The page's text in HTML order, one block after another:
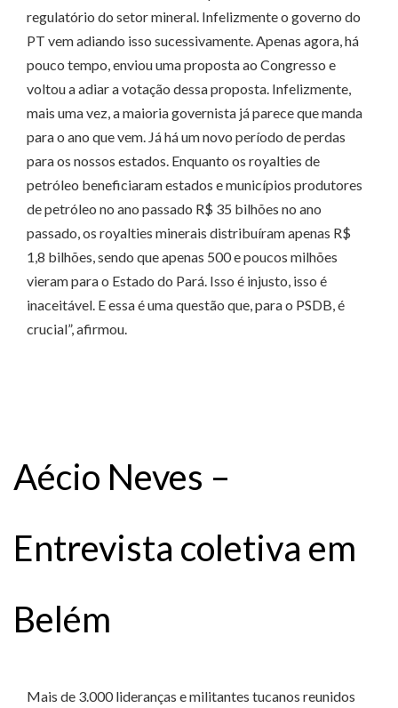
regulatório do setor mineral. Infelizmente o governo do
PT vem adiando isso sucessivamente. Apenas agora, há
pouco tempo, enviou uma proposta ao Congresso e
voltou a adiar a votação dessa proposta. Infelizmente,
mais uma vez, a maioria governista já parece que manda
para o ano que vem. Já há um novo período de perdas
para os nossos estados. Enquanto os royalties de
petróleo beneficiaram estados e municípios produtores
de petróleo no ano passado R$ 35 bilhões no ano
passado, os royalties minerais distribuíram apenas R$
1,8 bilhões, sendo que apenas 500 e poucos milhões
vieram para o Estado do Pará. Isso é injusto, isso é
inaceitável. E essa é uma questão que, para o PSDB, é
crucial”, afirmou.
Aécio Neves –
Entrevista coletiva em
Belém
Mais de 3.000 lideranças e militantes tucanos reunidos